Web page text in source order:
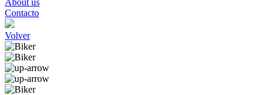
About us
Contacto
Volver